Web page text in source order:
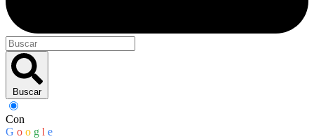
Buscar
Con
G o o g l e